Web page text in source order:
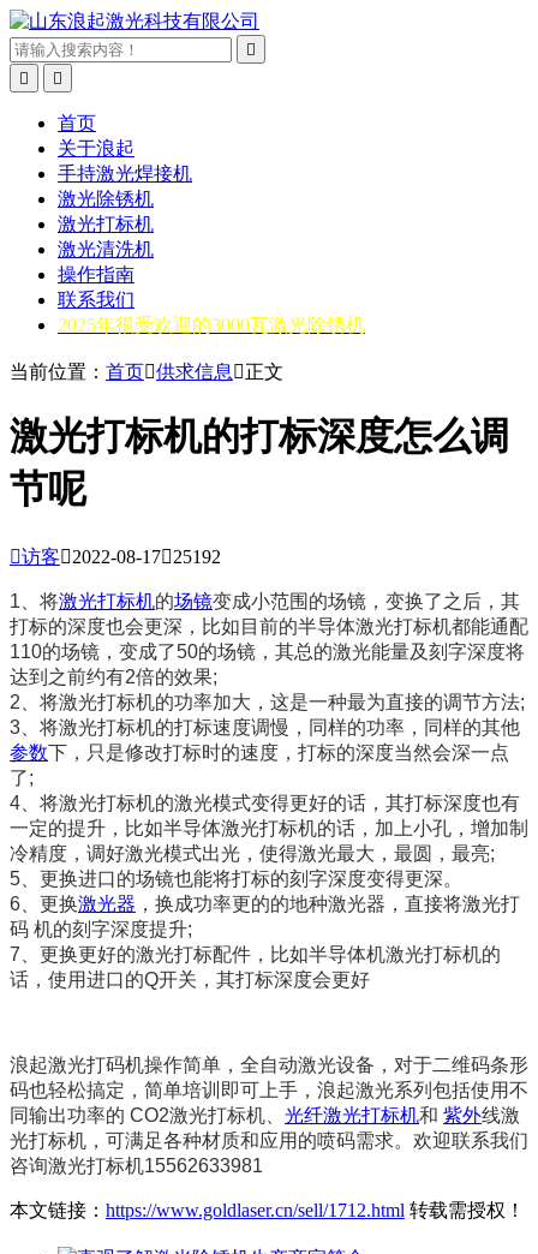



首页
关于浪起
手持激光焊接机
激光除锈机
激光打标机
激光清洗机
操作指南
联系我们
2025年很受欢迎的3000瓦激光除锈机
当前位置： 首页供求信息 正文
激光打标机的打标深度怎么调
节呢
访客2022-08-1725192
1、将激光打标机的场镜变成小范围的场镜，变换了之后，其
打标的深度也会更深，比如目前的半导体激光打标机都能通配
110的场镜，变成了50的场镜，其总的激光能量及刻字深度将
达到之前约有2倍的效果;
2、将激光打标机的功率加大，这是一种最为直接的调节方法;
3、将激光打标机的打标速度调慢，同样的功率，同样的其他
参数下，只是修改打标时的速度，打标的深度当然会深一点
了;
4、将激光打标机的激光模式变得更好的话，其打标深度也有
一定的提升，比如半导体激光打标机的话，加上小孔，增加制
冷精度，调好激光模式出光，使得激光最大，最圆，最亮;
5、更换进口的场镜也能将打标的刻字深度变得更深。
6、更换激光器 ，换成功率更的的地种激光器，直接将激光打
码 机的刻字深度提升;
7、更换更好的激光打标配件，比如半导体机激光打标机的
话，使用进口的Q开关，其打标深度会更好
浪起激光打码机操作简单，全自动激光设备，对于二维码条形
码也轻松搞定，简单培训即可上手，浪起激光系列包括使用不
同输出功率的 CO2激光打标机、 光纤激光打标机和 紫外线激
光打标机，可满足各种材质和应用的喷码需求。欢迎联系我们
咨询激光打标机15562633981
本文链接： https://www.goldlaser.cn/sell/1712.html 转载需授权！